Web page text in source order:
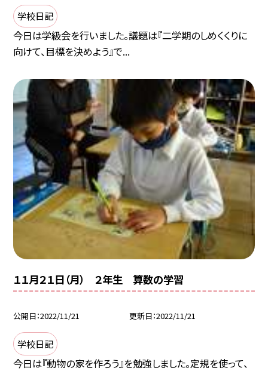
学校日記
今日は学級会を行いました。議題は『二学期のしめくくりに
向けて、目標を決めよう』で...
１１月２１日（月） ２年生 算数の学習
公開日 2022/11/21 更新日 2022/11/21
学校日記
今日は『動物の家を作ろう』を勉強しました。定規を使って、